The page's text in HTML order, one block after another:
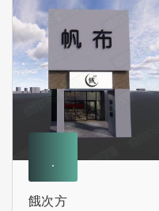
餓次方